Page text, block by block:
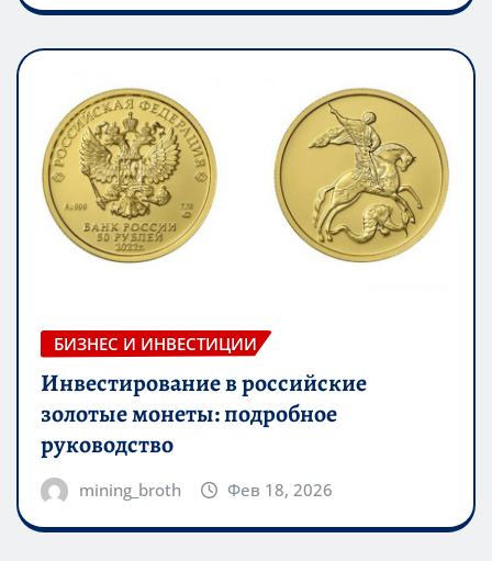
БИЗНЕС И ИНВЕСТИЦИИ
Инвестирование в российские
золотые монеты: подробное
руководство
mining_broth Фев 18, 2026